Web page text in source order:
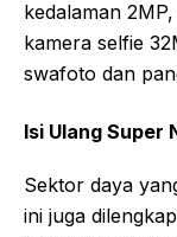
kedalaman
kamera selfie
swafoto dan
Isi Ulang Super
Sektor daya
ini juga